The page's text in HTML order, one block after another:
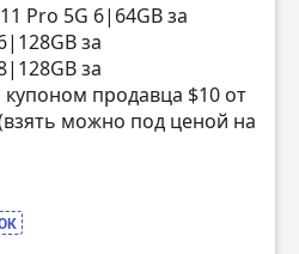
Pro 5G 6|64GB за
за
за
купоном продавца $10 от
можно под ценой на